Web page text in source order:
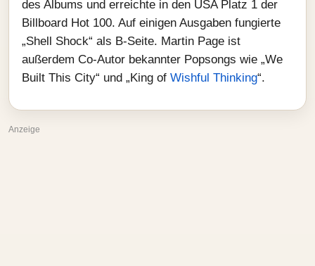
des Albums und erreichte in den USA Platz 1 der
Billboard Hot 100. Auf einigen Ausgaben fungierte
„Shell Shock“ als B‑Seite. Martin Page ist
außerdem Co‑Autor bekannter Popsongs wie „We
Built This City“ und „King of Wishful Thinking“.
Anzeige